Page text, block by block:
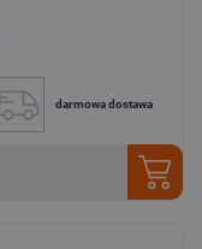
darmowa dostawa